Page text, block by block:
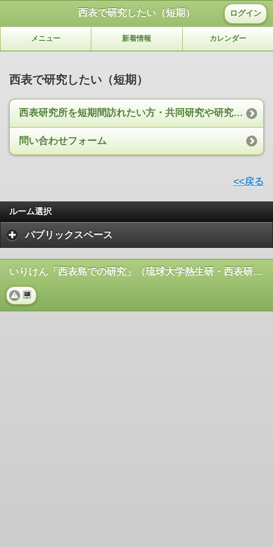
西表で研究したい（短期） ログイン
メニュー 新着情報 カレンダー
西表で研究したい（短期）
西表研究所を短期間訪れたい方・共同研究や研究助成を希望される方
問い合わせフォーム
<<戻る
ルーム選択
パブリックスペース
いりけん「西表島での研究」（琉球大学熱生研・西表研究施設）